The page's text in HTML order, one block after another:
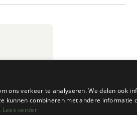
ons verkeer te analyseren. We delen ook
kunnen combineren met andere informatie
Lees verder